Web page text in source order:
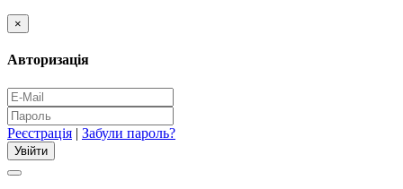
×
Авторизація
Реєстрація | Забули пароль?